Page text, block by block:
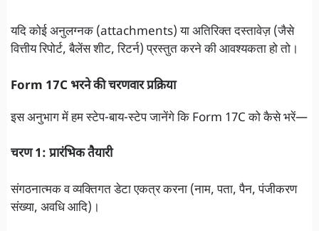
यदि कोई अनुलग्नक (attachments) या अतिरिक्त दस्तावेज़ (जैसे
वित्तीय रिपोर्ट, बैलेंस शीट, रिटर्न) प्रस्तुत करने की आवश्यकता हो तो।
Form 17C भरने की चरणवार प्रक्रिया
इस अनुभाग में हम स्टेप-बाय-स्टेप जानेंगे कि Form 17C को कैसे भरें—
चरण 1: प्रारंभिक तैयारी
संगठनात्मक व व्यक्तिगत डेटा एकत्र करना (नाम, पता, पैन, पंजीकरण
संख्या, अवधि आदि)।